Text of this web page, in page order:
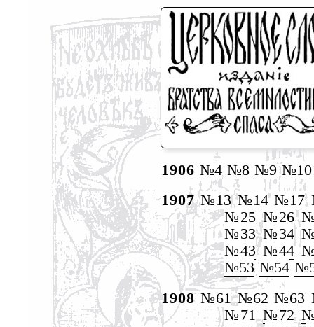
1906 №4 №8 №9 №10
1907 №13 №14 №17
№25 №26
№33 №34
№43 №44
№53 №54
1908 №61 №62 №63
№71 №72